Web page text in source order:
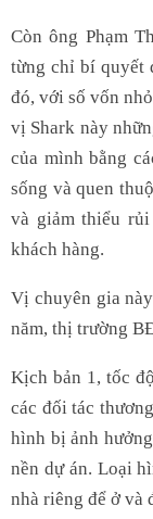
Còn ông Phạm
từng chỉ bí quyết
đó, với số vốn
vị Shark này
của mình bằng
sống và quen
và giảm thiểu
khách hàng.
Vị chuyên gia
năm, thị trường
Kịch bản 1, tốc
các đối tác
hình bị ảnh
nền dự án. Loại
nhà riêng để ở và